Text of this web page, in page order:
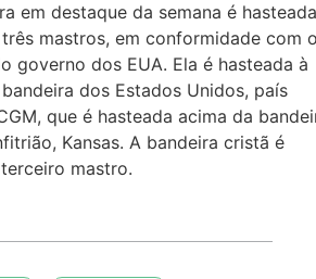
em destaque da semana é hasteada
mastros, em conformidade com
governo dos EUA. Ela é hasteada à
dos Estados Unidos, país
que é hasteada acima da
Kansas. A bandeira cristã é
mastro.